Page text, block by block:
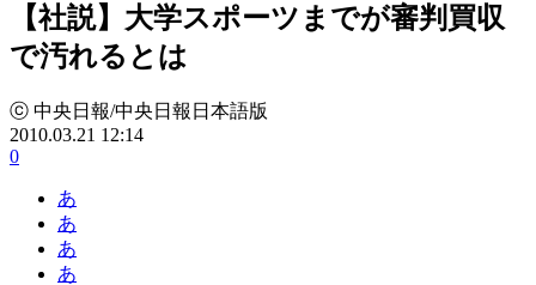
【社説】大学スポーツまでが審判買収
で汚れるとは
ⓒ 中央日報/中央日報日本語版
2010.03.21 12:14
0
あ
あ
あ
あ